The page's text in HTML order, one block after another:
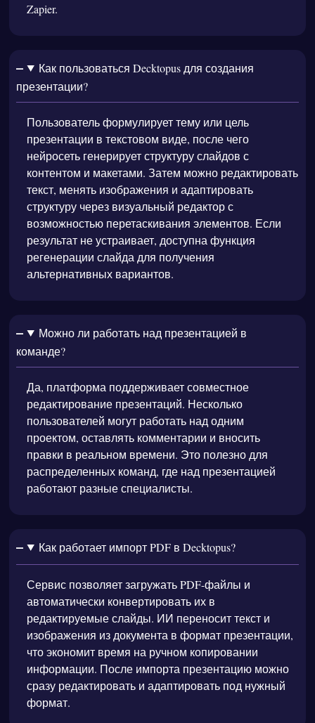
Zapier.
Как пользоваться Decktopus для создания
презентации?
Пользователь формулирует тему или цель
презентации в текстовом виде, после чего
нейросеть генерирует структуру слайдов с
контентом и макетами. Затем можно редактировать
текст, менять изображения и адаптировать
структуру через визуальный редактор с
возможностью перетаскивания элементов. Если
результат не устраивает, доступна функция
регенерации слайда для получения
альтернативных вариантов.
Можно ли работать над презентацией в
команде?
Да, платформа поддерживает совместное
редактирование презентаций. Несколько
пользователей могут работать над одним
проектом, оставлять комментарии и вносить
правки в реальном времени. Это полезно для
распределенных команд, где над презентацией
работают разные специалисты.
Как работает импорт PDF в Decktopus?
Сервис позволяет загружать PDF-файлы и
автоматически конвертировать их в
редактируемые слайды. ИИ переносит текст и
изображения из документа в формат презентации,
что экономит время на ручном копировании
информации. После импорта презентацию можно
сразу редактировать и адаптировать под нужный
формат.